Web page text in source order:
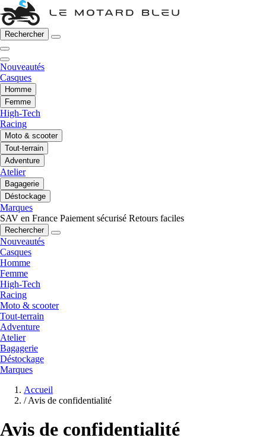
Rechercher
Nouveautés
Casques
Homme
Femme
High-Tech
Racing
Moto & scooter
Tout-terrain
Adventure
Atelier
Bagagerie
Déstockage
Marques
SAV en France Paiement sécurisé Retours faciles
Rechercher
Nouveautés
Casques
Homme
Femme
High-Tech
Racing
Moto & scooter
Tout-terrain
Adventure
Atelier
Bagagerie
Déstockage
Marques
Accueil
/ Avis de confidentialité
Avis de confidentialité